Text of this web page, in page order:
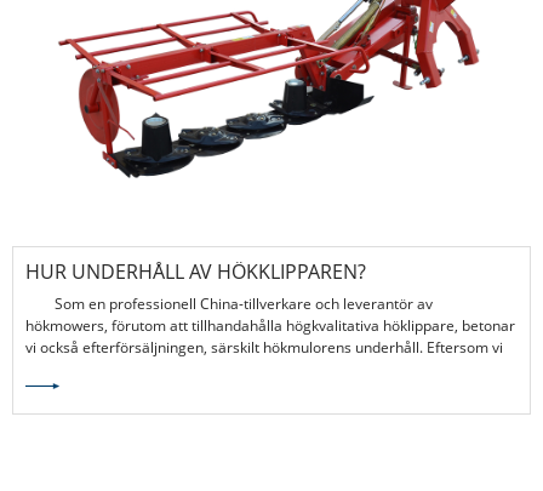
HUR UNDERHÅLL AV HÖKKLIPPAREN?
Som en professionell China-tillverkare och leverantör av
hökmowers, förutom att tillhandahålla högkvalitativa höklippare, betonar
vi också efterförsäljningen, särskilt hökmulorens underhåll. Eftersom vi
utan också hjälper till att förbättra skäreffektiviteten och den
övergripande produktiviteten i din jordbearbetningsoperation.